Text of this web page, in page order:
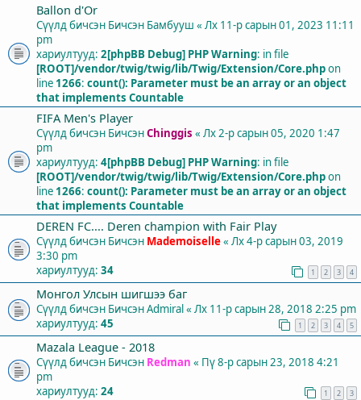
Ballon d'Or
Сүүлд бичсэн Бичсэн Бамбууш « Лх 11-р сарын 01, 2023 11:11
pm
хариултууд: 2[phpBB Debug] PHP Warning: in file
[ROOT]/vendor/twig/twig/lib/Twig/Extension/Core.phpon
line 1266: count(): Parameter must be an array or an object
that implements Countable
FIFA Men's Player
Сүүлд бичсэн БичсэнChinggis « Лх 2-р сарын 05, 2020 1:47
pm
хариултууд: 4[phpBB Debug] PHP Warning: in file
[ROOT]/vendor/twig/twig/lib/Twig/Extension/Core.phpon
line 1266: count(): Parameter must be an array or an object
that implements Countable
DEREN FC.... Deren champion with Fair Play
Сүүлд бичсэн Бичсэн Mademoiselle« Лх 4-р сарын 03, 2019
3:30 pm
хариултууд: 34 1 2 3 4
Монгол Улсын шигшээ баг
Сүүлд бичсэн БичсэнAdmiral« Лх 11-р сарын 28, 2018 2:25 pm
хариултууд: 45 1 2 3 4 5
Mazala League - 2018
Сүүлд бичсэн Бичсэн Redman « Пү 8-р сарын 23, 2018 4:21
pm
хариултууд: 24 1 2 3